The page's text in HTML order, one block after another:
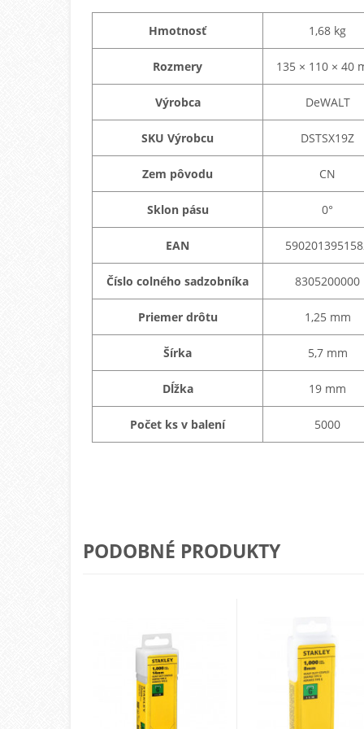
Hmotnosť 1,68 kg
Rozmery 135 × 110 × 40
Výrobca DeWALT
SKU Výrobcu DSTSX19Z
Zem pôvodu CN
Sklon pásu 0°
EAN
Číslo colného sadzobníka 8305200000
Priemer drôtu 1,25 mm
Šírka 5,7 mm
Dĺžka 19 mm
Počet ks v balení 5000
PODOBNÉ PRODUKTY